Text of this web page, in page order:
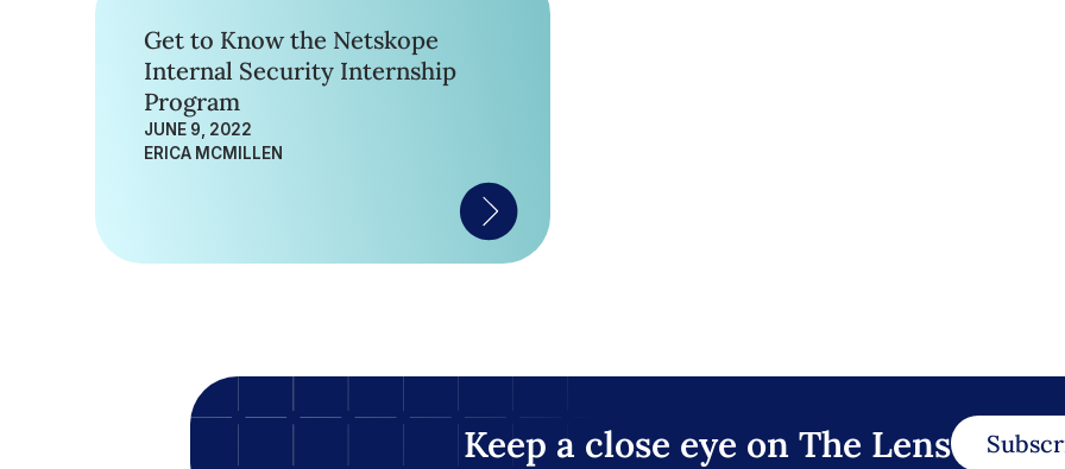
Get to Know the Netskope
Internal Security Internship
Program
JUNE 9, 2022
ERICA MCMILLEN
Keep a close eye on The Lens